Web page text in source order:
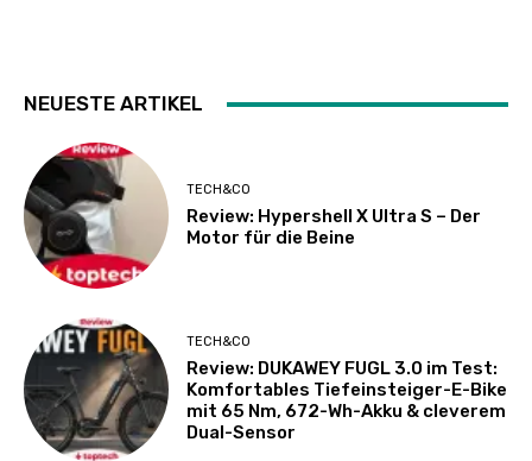
NEUESTE ARTIKEL
TECH&CO
Review: Hypershell X Ultra S – Der
Motor für die Beine
TECH&CO
Review: DUKAWEY FUGL 3.0 im Test:
Komfortables Tiefeinsteiger-E-Bike
mit 65 Nm, 672-Wh-Akku & cleverem
Dual-Sensor